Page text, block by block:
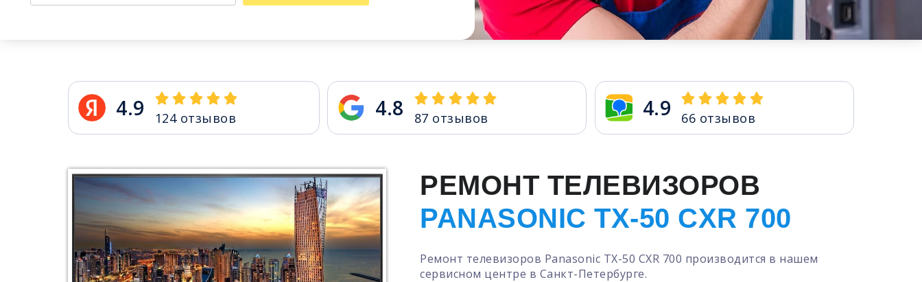
4.9 124отзывов 4.8 87 отзывов 4.9 66 отзывов
РЕМОНТ ТЕЛЕВИЗОРОВ
PANASONIC TX-50 CXR 700
Ремонт телевизоров Panasonic TX-50 CXR 700 производится в нашем
сервисном центре в Санкт-Петербурге.